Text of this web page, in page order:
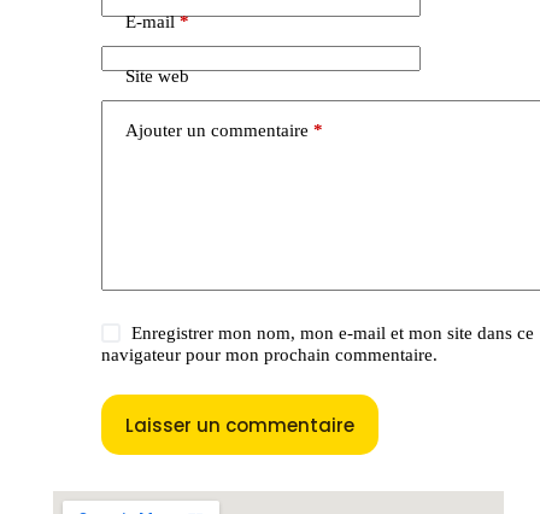
E-mail*
Site web
Ajouter un commentaire *
Enregistrer mon nom, mon e-mail et mon site dans ce
navigateur pour mon prochain commentaire.
Laisser un commentaire
v
e